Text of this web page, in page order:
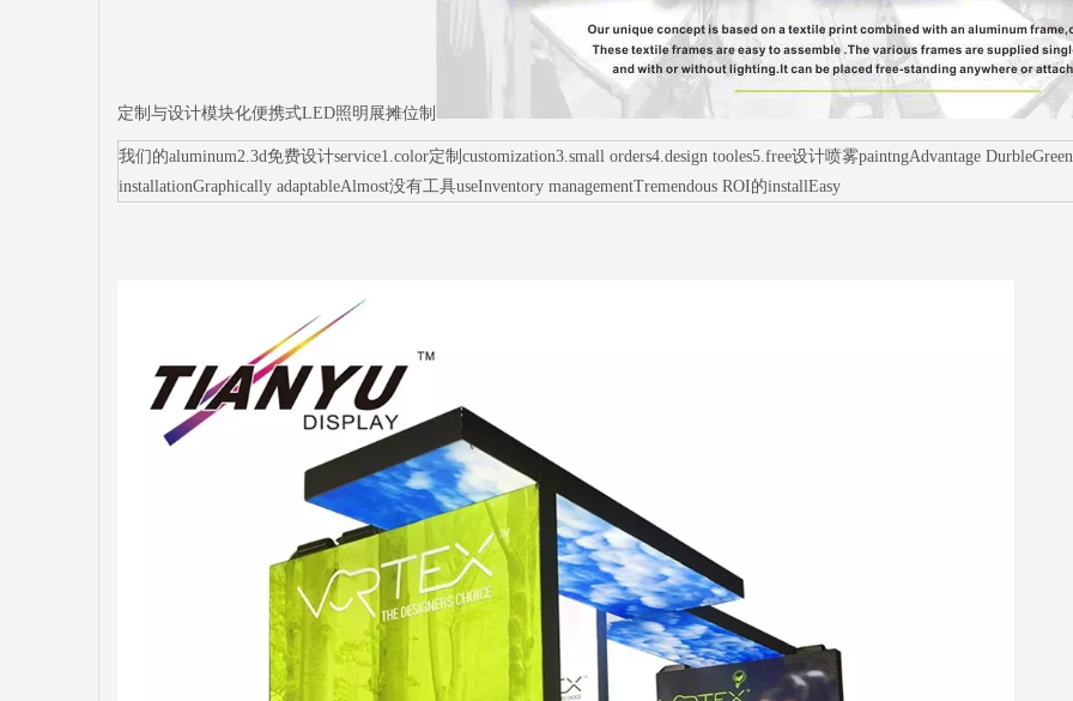
定制与设计模块化便携式LED照明展摊位制
我们的aluminum2.3d免费设计service1.color定制customization3.small orders4.design tooles5.free设计喷雾paintngAdvantage
installationGraphically adaptableAlmost没有工具useInventory managementTremendous ROI的installEasy